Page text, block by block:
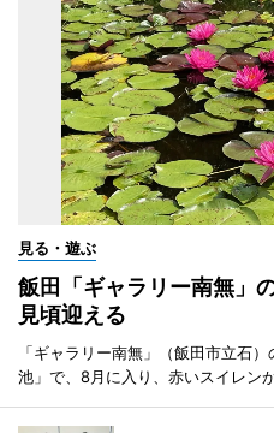
見る・遊ぶ
飯田「ギャラリー南無」
見頃迎える
「ギャラリー南無」（飯田市立石
池」で、8月に入り、赤いスイレン